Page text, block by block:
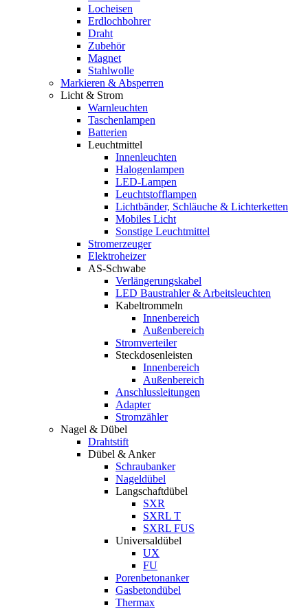
Locheisen
Erdlochbohrer
Draht
Zubehör
Magnet
Stahlwolle
Markieren & Absperren
Licht & Strom
Warnleuchten
Taschenlampen
Batterien
Leuchtmittel
Innenleuchten
Halogenlampen
LED-Lampen
Leuchtstofflampen
Lichtbänder, Schläuche & Lichterketten
Mobiles Licht
Sonstige Leuchtmittel
Stromerzeuger
Elektroheizer
AS-Schwabe
Verlängerungskabel
LED Baustrahler & Arbeitsleuchten
Kabeltrommeln
Innenbereich
Außenbereich
Stromverteiler
Steckdosenleisten
Innenbereich
Außenbereich
Anschlussleitungen
Adapter
Stromzähler
Nagel & Dübel
Drahtstift
Dübel & Anker
Schraubanker
Nageldübel
Langschaftdübel
SXR
SXRL T
SXRL FUS
Universaldübel
UX
FU
Porenbetonanker
Gasbetondübel
Thermax